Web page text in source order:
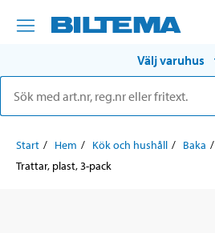
Välj varuhus
Start Hem Kök och hushåll Baka
Trattar, plast, 3-pack